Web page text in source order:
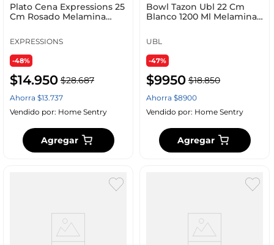
Plato Cena Expressions 25
Cm Rosado Melamina
EXPRESSIONS
-48%
$14.950 $28.687
Ahorra $13.737
Vendido por: Home Sentry
Agregar
Bowl Tazon Ubl 22 Cm
Blanco 1200 Ml Melamina
UBL
-47%
$9950 $18.850
Ahorra $8900
Vendido por: Home Sentry
Agregar